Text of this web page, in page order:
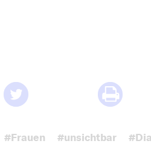
#Frauen #unsichtbar